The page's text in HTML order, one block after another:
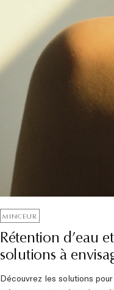
MINCEUR
Rétention d’eau
solutions à
Découvrez les solutions